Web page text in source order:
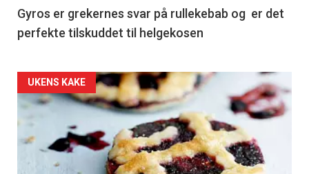
Gyros er grekernes svar på rullekebab og er det
perfekte tilskuddet til helgekosen
Forsiden
akkurat
nå
UKENS KAKE